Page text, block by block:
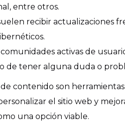
entre otros.
recibir
activas de
de tener alguna duda o
contenido son
el sitio web y
una opción viable.